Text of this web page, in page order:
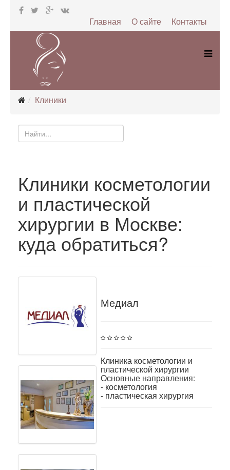
Контакты
О сайте
Главная
Клиники
Клиники косметологии
и пластической
хирургии в Москве:
куда обратиться?
Медиал
Клиника косметологии и
пластической хирургии
Основные направления:
- косметология
- пластическая хирургия